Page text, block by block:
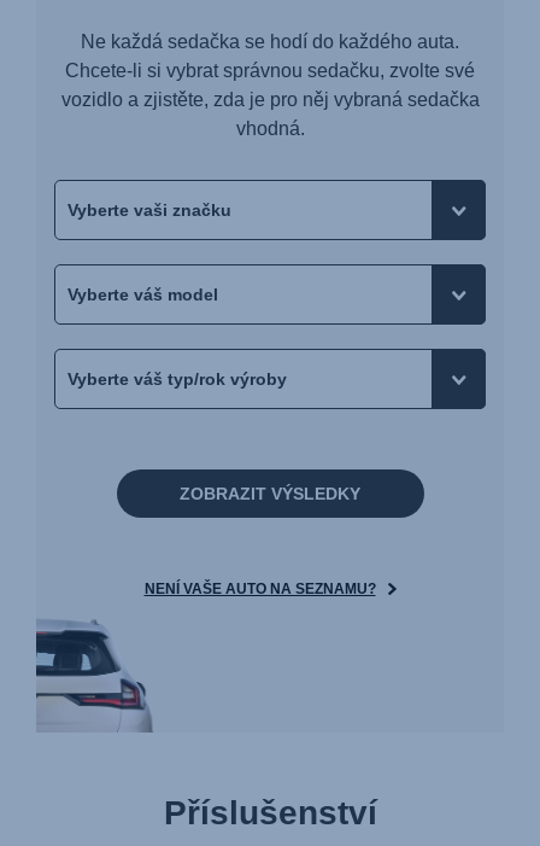
Ne každá sedačka se hodí do každého auta.
Chcete-li si vybrat správnou sedačku, zvolte své
vozidlo a zjistěte, zda je pro něj vybraná sedačka
vhodná.
ZOBRAZIT VÝSLEDKY
NENÍ VAŠE AUTO NA SEZNAMU?
Příslušenství